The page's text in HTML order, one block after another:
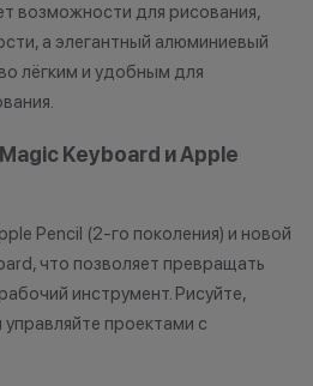
возможности для рисования,
а элегантный алюминиевый
лёгким и удобным для
Keyboard и Apple
Pencil (2-го поколения) и новой
что позволяет превращать
инструмент. Рисуйте,
проектами с